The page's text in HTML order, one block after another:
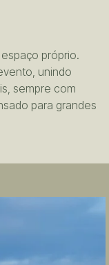
próprio.
unindo
sempre com
para grandes